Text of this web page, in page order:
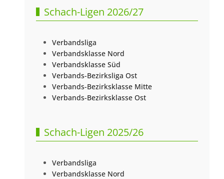
Schach-Ligen 2026/27
Verbandsliga
Verbandsklasse Nord
Verbandsklasse Süd
Verbands-Bezirksliga Ost
Verbands-Bezirksklasse Mitte
Verbands-Bezirksklasse Ost
Schach-Ligen 2025/26
Verbandsliga
Verbandsklasse Nord